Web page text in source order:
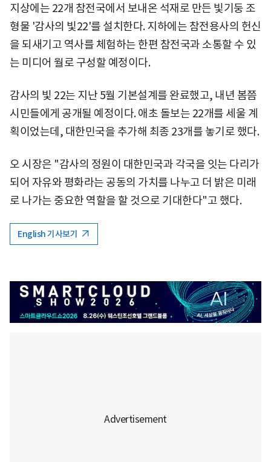
지상에는 22개 참전국에서 보내온 석재로 만든 빛기둥 조
형물 '감사의 빛22'를 설치한다. 지하에는 참전용사의 헌신
을 되새기고 역사를 체험하는 한편 참전국과 소통할 수 있
는 미디어 월로 구성할 예정이다.
감사의 빛 22는 지난 5월 기본설계를 완료했고, 내년 봄쯤
시민들에게 공개될 예정이다. 애초 돌보는 22개를 세울 계
획이었는데, 대한민국을 추가해 최종 23개를 놓기로 했다.
오 시장은 "감사의 정원이 대한민국과 각국을 잇는 다리가
되어 자유와 평화라는 공동의 가치를 나누고 더 밝은 미래
로 나가는 중요한 역할을 할 것으로 기대한다"고 했다.
English 기사보기